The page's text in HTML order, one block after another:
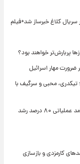
کلاغ خبرساز شد+فیلم
پربارش‌تر خواهند بود؟
ضرورت مهار اسرائیل
محبی و سرگیف با
تغییر مثبت در عملکرد مالی بانک صادرات ایران/ درآمد عملیاتی ۸۰ درصد رشد
کارمزدی و بازسازی